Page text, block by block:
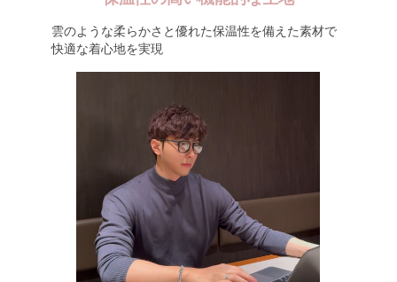
雲のような柔らかさと優れた保温性を備えた素材で
快適な着心地を実現